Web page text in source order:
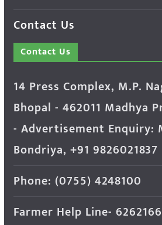
Contact Us
Contact Us
14 Press Complex, M.P.
Bhopal - 462011 Madhya
- Advertisement Enquiry:
Bondriya, +91 9826021837
Phone: (0755) 4248100
Farmer Help Line-